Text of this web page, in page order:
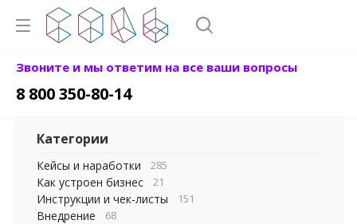
Звоните и мы ответим на все ваши вопросы
8 800 350-80-14
Категории
Кейсы и наработки 285
Как устроен бизнес 21
Инструкции и чек-листы 151
Внедрение 68